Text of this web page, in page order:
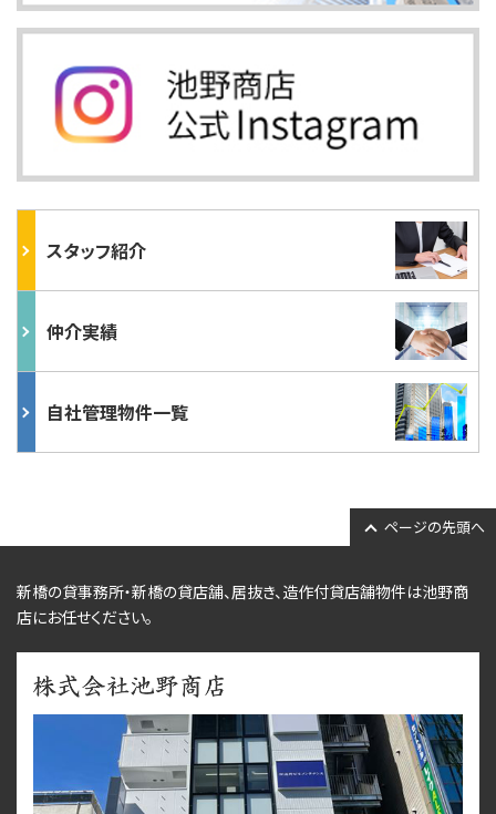
スタッフ紹介
仲介実績
自社管理物件一覧
ページの先頭へ
新橋の貸事務所・新橋の貸店舗、居抜き、造作付貸店舗物件は池野商
店にお任せください。